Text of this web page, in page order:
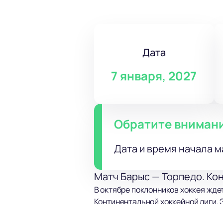
Дата
7 января, 2027
Обратите
Дата и время начала
Матч Барыс — Торпедо.
В октябре поклонников хоккея
Континентальной хоккейной